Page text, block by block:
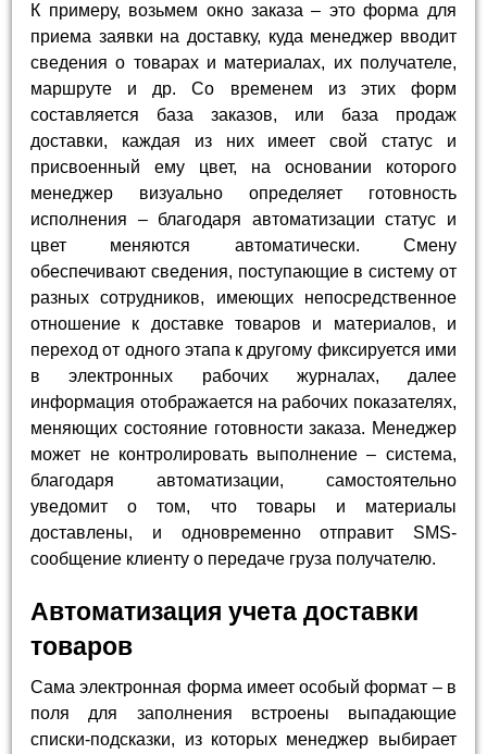
К примеру, возьмем окно заказа – это форма для
приема заявки на доставку, куда менеджер вводит
сведения о товарах и материалах, их получателе,
маршруте и др. Со временем из этих форм
составляется база заказов, или база продаж
доставки, каждая из них имеет свой статус и
присвоенный ему цвет, на основании которого
менеджер визуально определяет готовность
исполнения – благодаря автоматизации статус и
цвет меняются автоматически. Смену
обеспечивают сведения, поступающие в систему от
разных сотрудников, имеющих непосредственное
отношение к доставке товаров и материалов, и
переход от одного этапа к другому фиксируется ими
в электронных рабочих журналах, далее
информация отображается на рабочих показателях,
меняющих состояние готовности заказа. Менеджер
может не контролировать выполнение – система,
благодаря автоматизации, самостоятельно
уведомит о том, что товары и материалы
доставлены, и одновременно отправит SMS-
сообщение клиенту о передаче груза получателю.
Автоматизация учета доставки
товаров
Сама электронная форма имеет особый формат – в
поля для заполнения встроены выпадающие
списки-подсказки, из которых менеджер выбирает